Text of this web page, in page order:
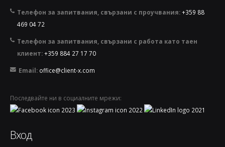
Телефон за запитвания, свързани с проучвания:+359 88
469 04 72
Телефон за запитвания, свързани с работа като таен
клиент:+359 884 27 17 70
Email: office@client-x.com
Последвайте ни в социалните мрежи:
Вход